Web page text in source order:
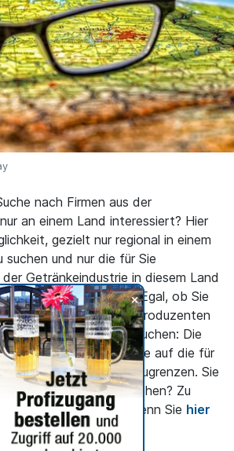
+
nach Firmen aus der
an einem Land interessiert? Hier
gezielt nur regional in einem
suchen und nur die für Sie
Getränkeindustrie in diesem Land
zu bekommen. Egal, ob Sie
einem Fruchtsaftproduzenten
suchen: Die
Ihnen, die Suche auf die für
entsprechend einzugrenzen. Sie
mehr ins Detail gehen? Zu
gelangen Sie, wenn Sie hier